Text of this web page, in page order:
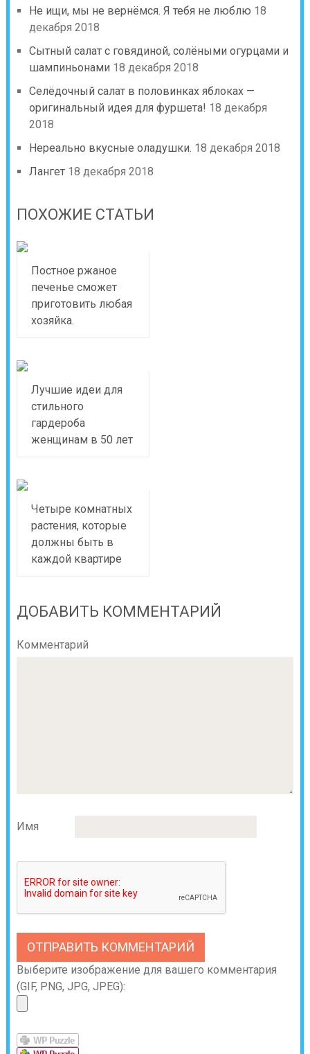
Не ищи, мы не вернёмся. Я тебя не люблю 18
декабря 2018
Сытный салат с говядиной, солёными огурцами и
шампиньонами 18 декабря 2018
Селёдочный салат в половинках яблоках —
оригинальный идея для фуршета! 18 декабря
2018
Нереально вкусные оладушки. 18 декабря 2018
Лангет 18 декабря 2018
ПОХОЖИЕ СТАТЬИ
Постное ржаное
печенье сможет
приготовить любая
хозяйка.
Лучшие идеи для
стильного
гардероба
женщинам в 50 лет
Четыре комнатных
растения, которые
должны быть в
каждой квартире
ДОБАВИТЬ КОММЕНТАРИЙ
Комментарий
Имя
Выберите изображение для вашего комментария
(GIF, PNG, JPG, JPEG):